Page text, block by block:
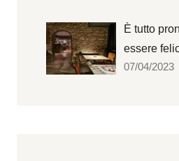
È tutto
essere
07/04/2023